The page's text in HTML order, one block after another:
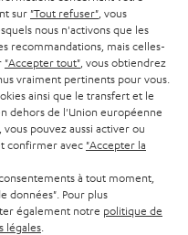
sur "Tout refuser" , vous
nous n'activons que les
recommandations, mais celles-
"Accepter tout" , vous obtiendrez
vraiment pertinents pour vous.
ainsi que le transfert et le
dehors de l'Union européenne
pouvez aussi activer ou
confirmer avec "Accepter la
à tout moment,
données". Pour plus
également notre politique de
légales